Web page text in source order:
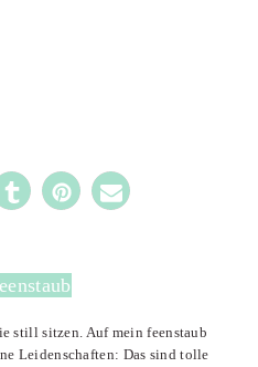
still sitzen. Auf mein feenstaub
Leidenschaften: Das sind tolle